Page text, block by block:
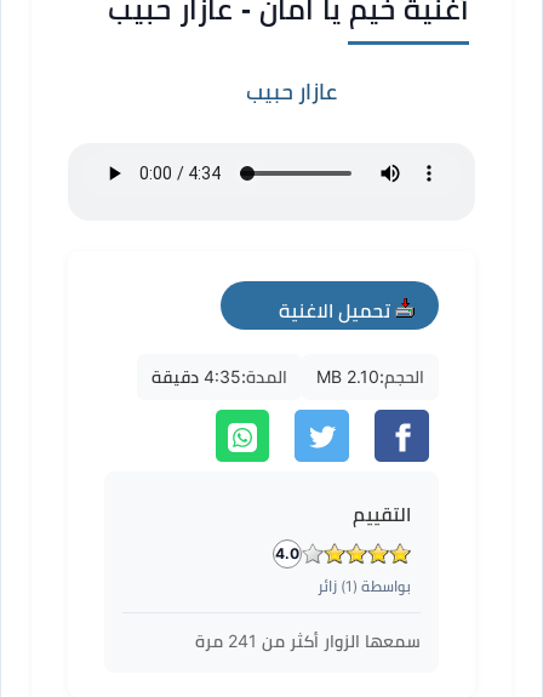
أغنية خيم يا امان - عازار حبيب
عازار حبيب
تحميل الاغنية
mp3
الحجم:2.10 MB المدة:4:35 دقيقة
التقييم
4.0
بواسطة ( 1) زائر
سمعها الزوار أكثر من 241 مرة